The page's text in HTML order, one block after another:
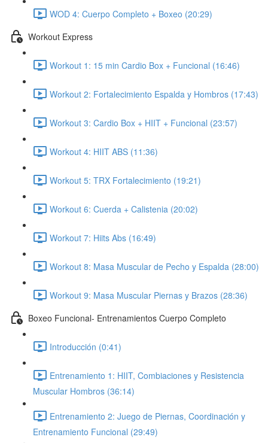
WOD 4: Cuerpo Completo + Boxeo (20:29)
Workout Express
Workout 1: 15 min Cardio Box + Funcional (16:46)
Workout 2: Fortalecimiento Espalda y Hombros (17:43)
Workout 3: Cardio Box + HIIT + Funcional (23:57)
Workout 4: HIIT ABS (11:36)
Workout 5: TRX Fortalecimiento (19:21)
Workout 6: Cuerda + Calistenia (20:02)
Workout 7: Hiits Abs (16:49)
Workout 8: Masa Muscular de Pecho y Espalda (28:00)
Workout 9: Masa Muscular Piernas y Brazos (28:36)
Boxeo Funcional- Entrenamientos Cuerpo Completo
Introducción (0:41)
Entrenamiento 1: HIIT, Combiaciones y Resistencia
Muscular Hombros (36:14)
Entrenamiento 2: Juego de Piernas, Coordinación y
Entrenamiento Funcional (29:49)